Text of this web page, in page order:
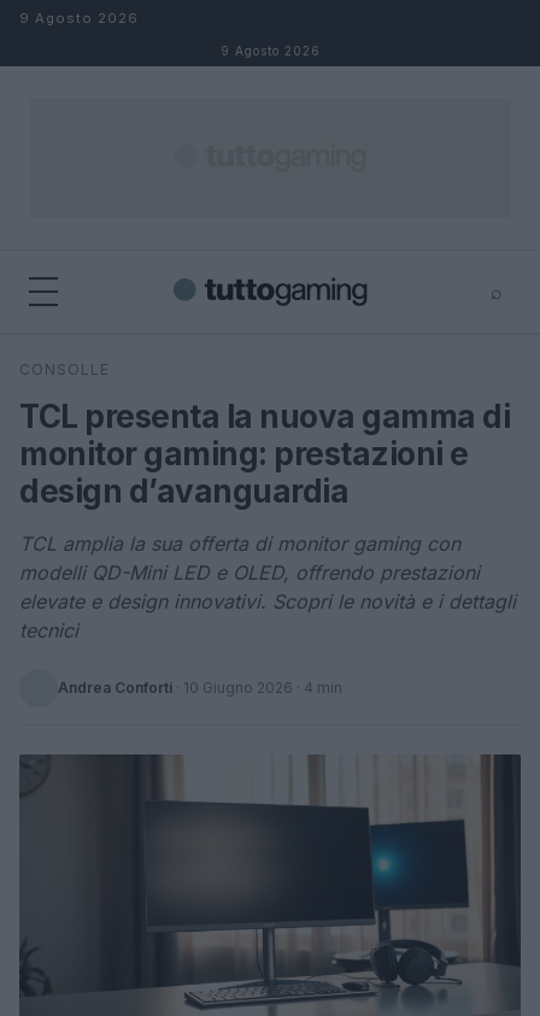
Salta al contenuto
9 Agosto 2026
9 Agosto 2026
⌕
Cerca
CONSOLLE
TCL presenta la nuova gamma di
monitor gaming: prestazioni e
design d’avanguardia
TCL amplia la sua offerta di monitor gaming con
modelli QD-Mini LED e OLED, offrendo prestazioni
elevate e design innovativi. Scopri le novità e i dettagli
tecnici
Andrea Conforti · 10 Giugno 2026 · 4 min